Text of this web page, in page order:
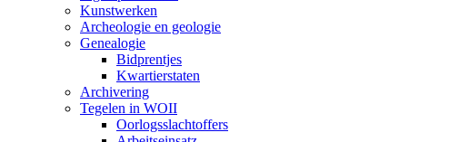
Kunstwerken
Archeologie en geologie
Genealogie
Bidprentjes
Kwartierstaten
Archivering
Tegelen in WOII
Oorlogsslachtoffers